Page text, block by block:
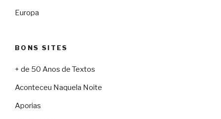
Europa
BONS SITES
+ de 50 Anos de Textos
Aconteceu Naquela Noite
Aporias